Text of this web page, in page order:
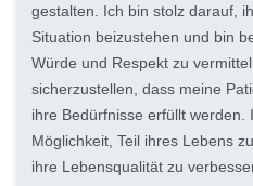
gestalten. Ich bin stolz darauf,
Situation beizustehen und bin
Würde und Respekt zu
sicherzustellen, dass meine
ihre Bedürfnisse erfüllt werden.
Möglichkeit, Teil ihres Lebens
ihre Lebensqualität zu